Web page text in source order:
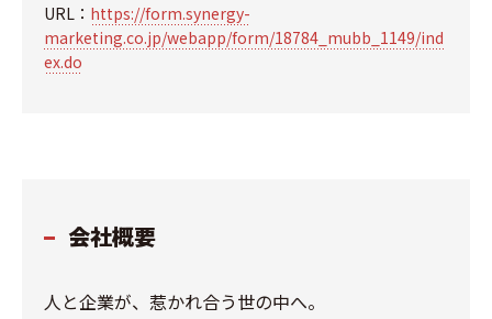
URL： https://form.synergy-
marketing.co.jp/webapp/form/18784_mubb_1149/ind
ex.do
会社概要
人と企業が、惹かれ合う世の中へ。